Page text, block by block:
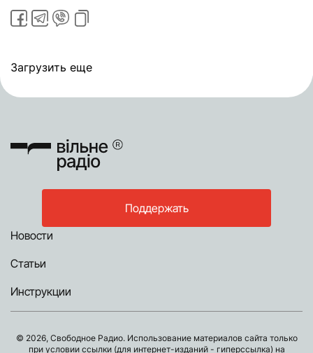
Загрузить еще
Поддержать
Новости
Статьи
Инструкции
© 2026, Свободное Радио. Использование материалов сайта только
при условии ссылки (для интернет-изданий - гиперссылка) на